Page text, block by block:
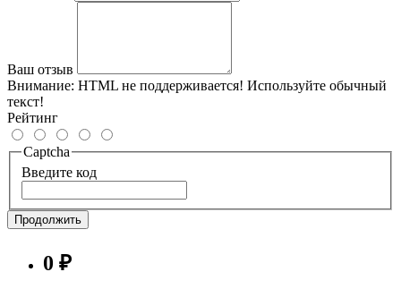
Ваш отзыв
Внимание: HTML не поддерживается! Используйте обычный
текст!
Рейтинг
Captcha
Введите код
Продолжить
0 ₽